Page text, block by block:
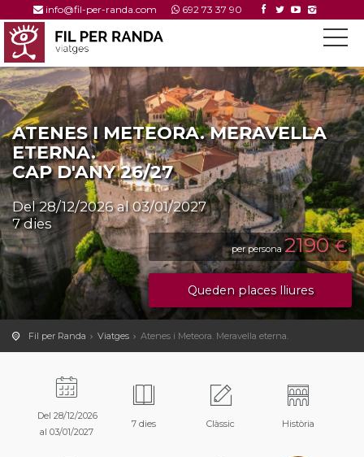
info@fil-per-randa.com 692 73 37 90
ATENES I METEORA. MERAVELLA
ETERNA.
CAP D'ANY 26/27
Del 28/12/2026 al 03/01/2027
7 dies
per persona2190€
Queden places lliures
Fil per Randa Viatges Atenes i Meteora. Meravella eterna.
Del 28/12/2026
al 03/01/2027
7 dies Clàssic Història